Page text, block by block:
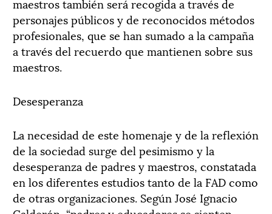
maestros también será recogida a través de
personajes públicos y de reconocidos métodos
profesionales, que se han sumado a la campaña
a través del recuerdo que mantienen sobre sus
maestros.
Desesperanza
La necesidad de este homenaje y de la reflexión
de la sociedad surge del pesimismo y la
desesperanza de padres y maestros, constatada
en los diferentes estudios tanto de la FAD como
de otras organizaciones. Según José Ignacio